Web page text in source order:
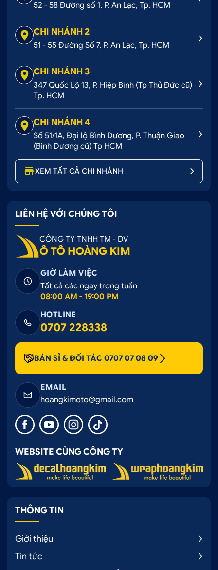
52 - 58 Đường số 1, P. An Lạc, Tp. HCM
CHI NHÁNH 2
51 - 55 Đường Số 7, P. An Lạc, Tp. HCM
CHI NHÁNH 3
347 Quốc Lộ 13, P. Hiệp Bình (Tp Thủ Đức cũ)
Tp. HCM
CHI NHÁNH 4
Số 51/1A, Đại lộ Bình Dương, P. Thuận Giao
(Bình Dương cũ) Tp HCM
XEM TẤT CẢ CHI NHÁNH
LIÊN HỆ VỚI CHÚNG TÔI
CÔNG TY TNHH TM - DV
Ô TÔ HOÀNG KIM
GIỜ LÀM VIỆC
Tất cả các ngày trong tuần
08:00 AM - 19:00 PM
HOTLINE
0707 228338
BÁN SỈ & ĐỐI TÁC 0707 07 08 09
EMAIL
hoangkimoto@gmail.com
WEBSITE CÙNG CÔNG TY
THÔNG TIN
Giới thiệu
Tin tức